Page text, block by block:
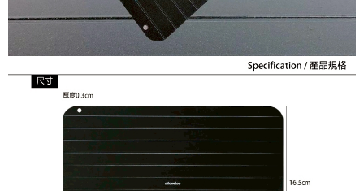
【注意事項】
１．透過由恩沛科技股份有限公司提供之「AFTEE先享後付」服務完成之交
易，需依本服務之必要範圍內提供個人資料，並將交易相關給付款項請求債
權轉讓予恩沛科技股份有限公司。
２．關於個人資料處理事宜，請瀏覽以下網址：
https://aftee.tw/terms/#terms3
「AFTEE先享後付」，若未經同意申辦者引起之損失，本公司不負相關責
請求用戶進行身份認證。